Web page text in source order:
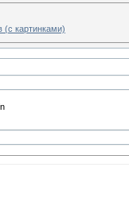
(с картинками)